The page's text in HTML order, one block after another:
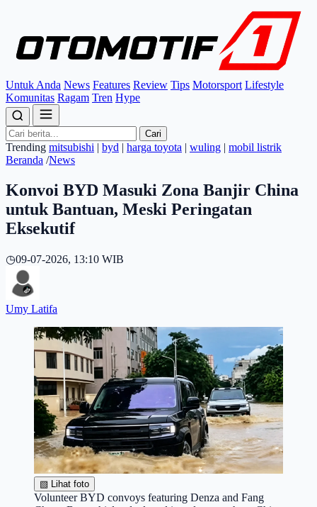
Untuk Anda News Features Review Tips Motorsport Lifestyle
Komunitas Ragam Tren Hype
Cari
Trending mitsubishi | byd | harga toyota | wuling | mobil listrik
Beranda /News
Konvoi BYD Masuki Zona Banjir China
untuk Bantuan, Meski Peringatan
Eksekutif
◷09-07-2026, 13:10 WIB
Umy Latifa
▧ Lihat foto
Volunteer BYD convoys featuring Denza and Fang